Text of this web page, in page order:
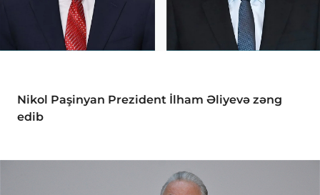
Nikol Paşinyan Prezident İlham Əliyevə zəng
edib